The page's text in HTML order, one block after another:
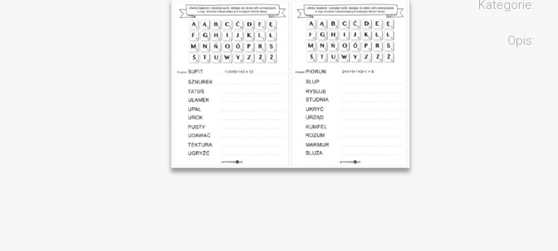
Kategorie:
Opis: